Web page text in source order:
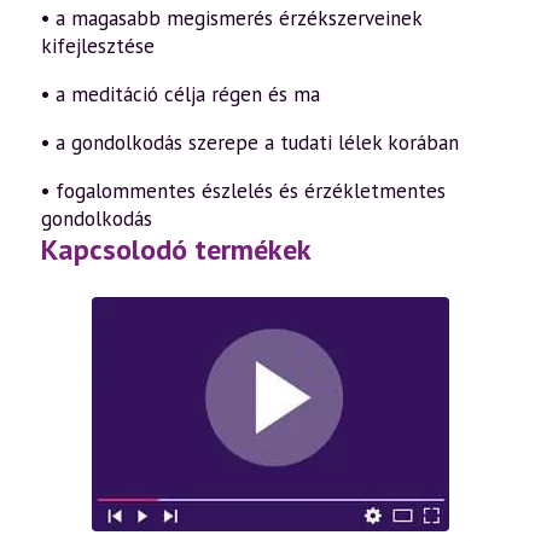
• a magasabb megismerés érzékszerveinek
kifejlesztése
• a meditáció célja régen és ma
• a gondolkodás szerepe a tudati lélek korában
• fogalommentes észlelés és érzékletmentes
gondolkodás
Kapcsolodó termékek